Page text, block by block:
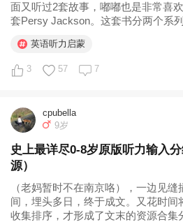
面又听过2套故事，嘟嘟也是非常喜
套Persy Jackson。这套书分两个系
Olympus。故事...
英语听力启蒙
3 57 7
cpubella
9岁
史上最详尽0-8岁原版听力输入
源）
（老妈暂时不在南京咯），一边见
间，埋头多日，终于成文。又花时间
收集排序，才形成了文末的资源合集